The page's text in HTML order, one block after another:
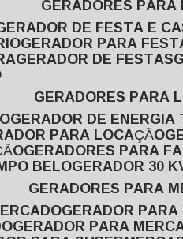
GERADOR DE FESTA E
GERADOR PARA
GERADOR DE FESTAS
GERADORES PARA
GERADOR DE
PARA LOCAÇÃO
GERADORES PARA
BELO GERADOR 30
GERADORES PARA
GERADOR
GERADOR PARA